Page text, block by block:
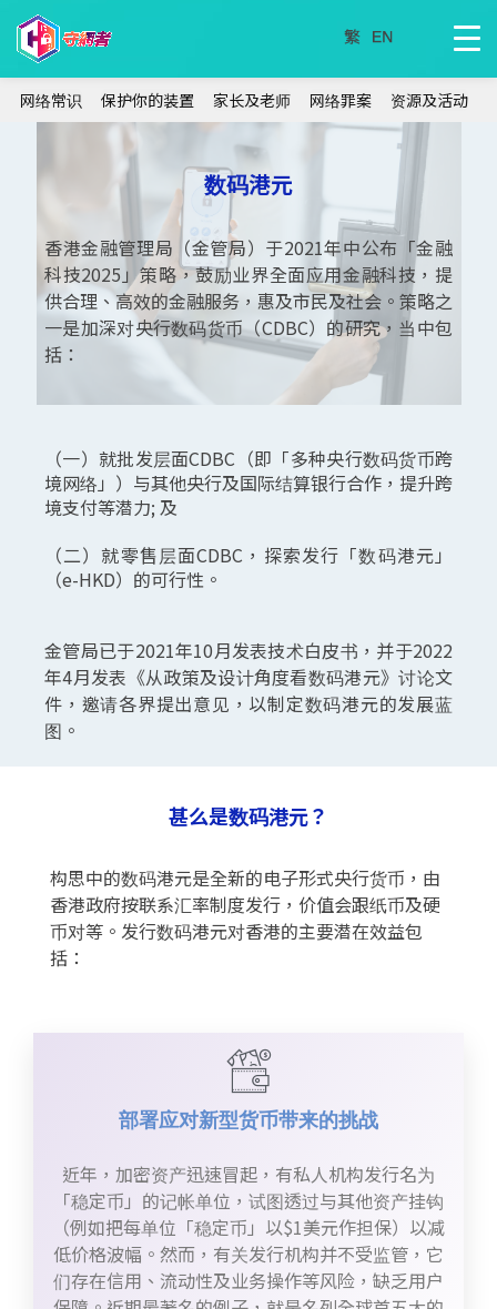
网络常识 保护你的装置 家长及老师 网络罪案 资源及活动
数码港元
香港金融管理局（金管局）于2021年中公布「金融
科技2025」策略，鼓励业界全面应用金融科技，提
供合理、高效的金融服务，惠及市民及社会。策略之
一是加深对央行数码货币（CDBC）的研究，当中包
括：
（一）就批发层面CDBC（即「多种央行数码货币跨
境网络」）与其他央行及国际结算银行合作，提升跨
境支付等潜力; 及
（二）就零售层面CDBC，探索发行「数码港元」
（e-HKD）的可行性。
金管局已于2021年10月发表技术白皮书，并于2022
年4月发表《从政策及设计角度看数码港元》讨论文
件，邀请各界提出意见，以制定数码港元的发展蓝
图。
甚么是数码港元？
构思中的数码港元是全新的电子形式央行货币，由
香港政府按联系汇率制度发行，价值会跟纸币及硬
币对等。发行数码港元对香港的主要潜在效益包
括：
部署应对新型货币带来的挑战
近年，加密资产迅速冒起，有私人机构发行名为
「稳定币」的记帐单位，试图透过与其他资产挂钩
（例如把每单位「稳定币」以$1美元作担保）以减
低价格波幅。然而，有关发行机构并不受监管，它
们存在信用、流动性及业务操作等风险，缺乏用户